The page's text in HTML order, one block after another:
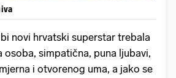
novi hrvatski superstar trebala
osoba, simpatična, puna ljubavi,
i otvorenog uma, a jako se